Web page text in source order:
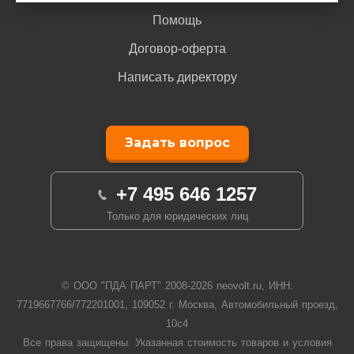
Помощь
Договор-оферта
Написать директору
Задать вопрос
+7 495 646 1257
Только для юридических лиц
© ООО "ПДА ПАРТ" 2008-2026neovolt.ru, ИНН:
7719667766/772201001, 109052 г. Москва, Автомобильный проезд,
10с4
Все права защищены. Указанная стоимость товаров и условия